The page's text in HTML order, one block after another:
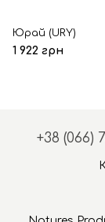
Юрай (URY)
1 922 грн
+38 (066)